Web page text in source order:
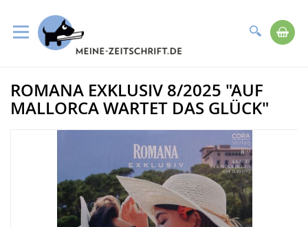
Suche
zum
Inhalt
Zum
Ende
der
Bildergalerie
ROMANA EXKLUSIV 8/2025 "AUF
MALLORCA WARTET DAS GLÜCK"